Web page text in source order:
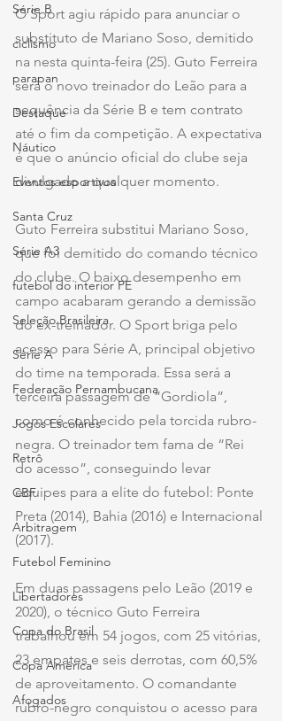
Série B
ciclismo
parapan
Destaque
Náutico
Eventos esportivos
Santa Cruz
Série A3
futebol do interior PE
Seleção Brasileira
Série A
Federação Pernambucana
Jogos Escolares
Retrô
CBF
Arbitragem
Futebol Feminino
Libertadores
Copa do Brasil
Copa América
Afogados
O Sport agiu rápido para anunciar o
substituto de Mariano Soso, demitido
na nesta quinta-feira (25). Guto Ferreira
será o novo treinador do Leão para a
sequência da Série B e tem contrato
até o fim da competição. A expectativa
é que o anúncio oficial do clube seja
divulgado a qualquer momento.
Guto Ferreira substitui Mariano Soso,
que foi demitido do comando técnico
do clube. O baixo desempenho em
campo acabaram gerando a demissão
do ex-treinador. O Sport briga pelo
acesso para Série A, principal objetivo
do time na temporada. Essa será a
terceira passagem de “Gordiola”,
como é conhecido pela torcida rubro-
negra. O treinador tem fama de “Rei
do acesso”, conseguindo levar
equipes para a elite do futebol: Ponte
Preta (2014), Bahia (2016) e Internacional
(2017).
Em duas passagens pelo Leão (2019 e
2020), o técnico Guto Ferreira
trabalhou em 54 jogos, com 25 vitórias,
23 empates e seis derrotas, com 60,5%
de aproveitamento. O comandante
rubro-negro conquistou o acesso para